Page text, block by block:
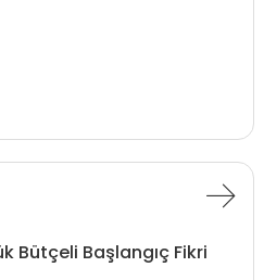
Bütçeli Başlangıç Fikri